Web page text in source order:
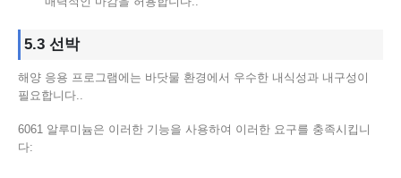
5.3 선박
해양 응용 프로그램에는 바닷물 환경에서 우수한 내식성과 내구성이
필요합니다..
6061 알루미늄은 이러한 기능을 사용하여 이러한 요구를 충족시킵니
다: